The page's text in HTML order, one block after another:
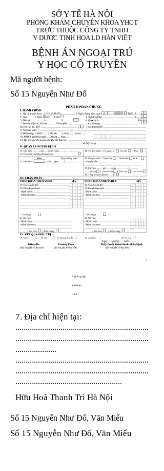
SỞ Y TẾ HÀ NỘI
PHÒNG KHÁM CHUYÊN KHOA YHCT
TRỰC THUỘC CÔNG TY TNHH
Y DƯỢC TINH HOA LD HÀN VIỆT
BỆNH ÁN NGOẠI TRÚ
Y HỌC CỔ TRUYỀN
Mã người bệnh:
Số 15 Nguyễn Như Đổ
1. Họ và tên (In
hoa):
1 9 9 5
8
8
X
X
Nghề nghiệp
Việt Nam
Kinh
7. Địa chỉ hiện tại:
.................................................................
.................................................................
....................
.................................................................
.................................................................
....................................................
Hữu Hoà Thanh Trì Hà Nội
Số 15 Nguyễn Như Đổ, Văn Miếu
Số 15 Nguyễn Như Đổ, Văn Miếu